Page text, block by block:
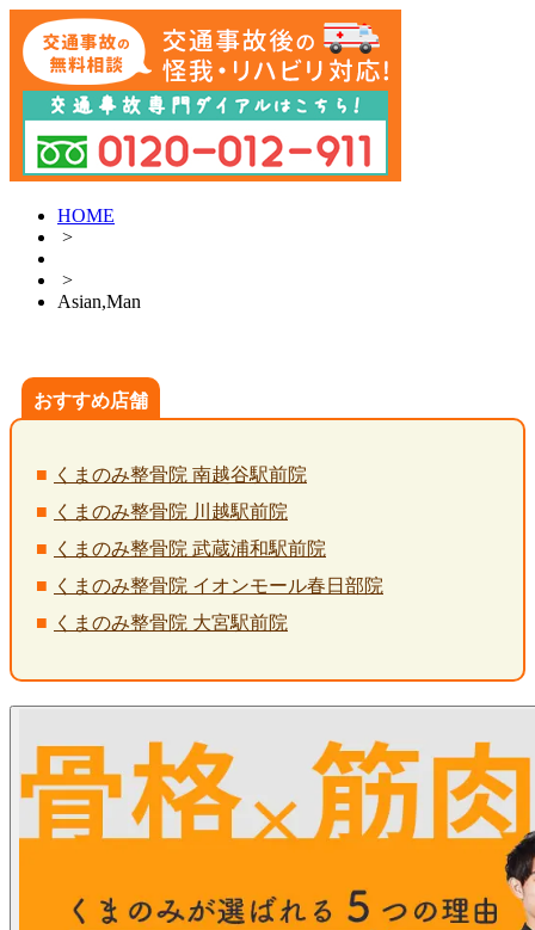
HOME
>
>
Asian,Man
おすすめ店舗
くまのみ整骨院 南越谷駅前院
くまのみ整骨院 川越駅前院
くまのみ整骨院 武蔵浦和駅前院
くまのみ整骨院 イオンモール春日部院
くまのみ整骨院 大宮駅前院